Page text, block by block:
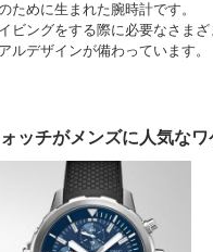
ために生まれた腕時計です。
ビングをする際に必要なさま
ルデザインが備わっています。
ッチがメンズに人気なワ